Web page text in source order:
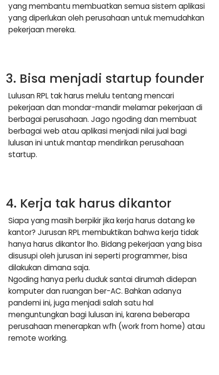
yang membantu membuatkan semua sistem aplikasi
yang diperlukan oleh perusahaan untuk memudahkan
pekerjaan mereka.
3. Bisa menjadi startup founder
Lulusan RPL tak harus melulu tentang mencari
pekerjaan dan mondar-mandir melamar pekerjaan di
berbagai perusahaan. Jago ngoding dan membuat
berbagai web atau aplikasi menjadi nilai jual bagi
lulusan ini untuk mantap mendirikan perusahaan
startup.
4. Kerja tak harus dikantor
Siapa yang masih berpikir jika kerja harus datang ke
kantor? Jurusan RPL membuktikan bahwa kerja tidak
hanya harus dikantor lho. Bidang pekerjaan yang bisa
disusupi oleh jurusan ini seperti programmer, bisa
dilakukan dimana saja.
Ngoding hanya perlu duduk santai dirumah didepan
komputer dan ruangan ber-AC. Bahkan adanya
pandemi ini, juga menjadi salah satu hal
menguntungkan bagi lulusan ini, karena beberapa
perusahaan menerapkan wfh (work from home) atau
remote working.